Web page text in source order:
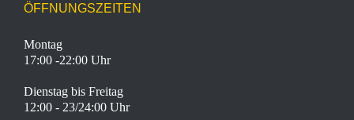
ÖFFNUNGSZEITEN
Montag
17:00 -22:00 Uhr
Dienstag bis Freitag
12:00 - 23/24:00 Uhr